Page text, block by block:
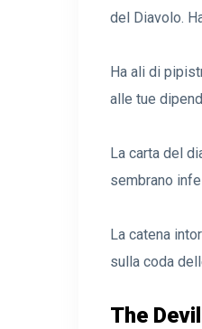
del Diavolo.
Ha ali di
alle tue
La carta del
sembrano
La catena
sulla coda
The